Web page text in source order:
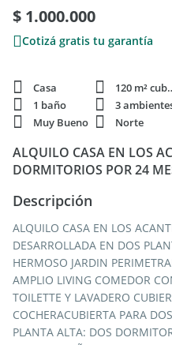
$ 1.000.000
Cotizá gratis tu garantía
Casa 120
1 baño
3
Muy Bueno
Norte
ALQUILO CASA EN LOS
DORMITORIOS POR 24
Descripción
ALQUILO CASA EN LOS
DESARROLLADA EN DOS
HERMOSO JARDIN
AMPLIO LIVING COMEDOR
TOILETTE Y LAVADERO
COCHERACUBIERTA PARA
PLANTA ALTA: DOS